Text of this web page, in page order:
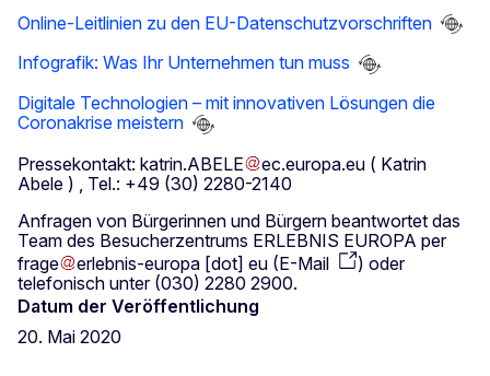
Online-Leitlinien zu den EU-Datenschutzvorschriften
Infografik: Was Ihr Unternehmen tun muss
Digitale Technologien – mit innovativen Lösungen die
Coronakrise meistern
Pressekontakt: katrin.ABELE ec.europa.eu ( Katrin
Abele ) , Tel.: +49 (30) 2280-2140
Anfragen von Bürgerinnen und Bürgern beantwortet das
Team des Besucherzentrums ERLEBNIS EUROPA per
frage
erlebnis-europa [dot] eu (E-Mail ) oder
telefonisch unter (030) 2280 2900.
Datum der Veröffentlichung
20. Mai 2020